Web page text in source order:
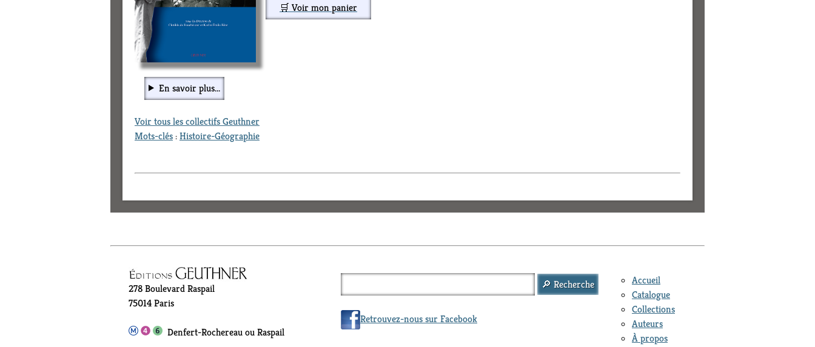
🛒 Voir mon panier
En savoir plus...
Voir tous les collectifs Geuthner
Mots-clés:Histoire-Géographie
278 Boulevard Raspail
75014 Paris
Denfert-Rochereau ou Raspail
Accueil
Catalogue
Collections
Auteurs
À propos
Retrouvez-nous sur Facebook